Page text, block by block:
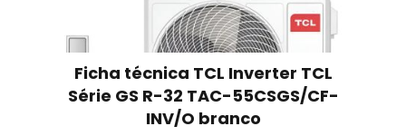
Ficha técnica TCL Inverter TCL
Série GS R-32 TAC-55CSGS/CF-
INV/O branco